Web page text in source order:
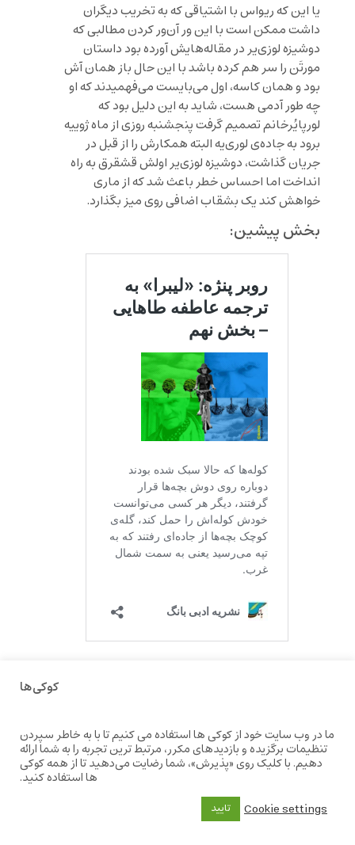
یا این که ریواس با اشتیاقی که به تخریب دیگران
داشت ممکن است با این ور آن‌ور کردن مطالبی که
دوشیزه لوزی‌یر در مقاله‌هایش آورده بود داستان
مورتَن را سر هم کرده باشد با این حال باز همان آش
بود و همان کاسه، اول می‌بایست می‌فهمیدند که او
چه طور آدمی هست، شاید به این دلیل بود که
لورپایُرخانم تصمیم گرفت پنجشنبه روزی از ماه ژوییه
برود به جاده‌ی لوری‌یه البته همکارش را از قبل در
جریان گذاشت، دوشیزه لوزی‌یر اولش قشقرق به راه
انداخت اما احساس خطر باعث شد که از ماری
خواهش کند یک بشقاب اضافی روی میز بگذارد.
بخش پیشین:
حدود قدرت ادبیات در تغییر شرایط اجتماعی در چه حد است؟ اَن ماری تونگ هرمِلین: «اشتیاق یک روشنفکر تبعیدی به اتوپیای گذشته» به ترجمه روزبه جلائی
کوکی‌ها
ما در وب سایت خود از کوکی ها استفاده می کنیم تا با به خاطر سپردن
تنظیمات برگزیده و بازدیدهای مکرر، مرتبط ترین تجربه را به شما ارائه
دهیم. با کلیک روی «پذیرش»، شما رضایت می‌دهید تا از همه کوکی
ها استفاده کنید.
Cookie settings
تایید